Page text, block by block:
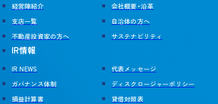
お知らせ
不動産売却の無料査定
相続や不動産に関するご相談
その他お問い合わせ
経営陣紹介
会社概要・沿革
支店一覧
自治体の方へ
不動産投資家の方へ
サステナビリティ
IR情報
IR NEWS
代表メッセージ
ガバナンス体制
ディスクロージャーポリシー
損益計算書
貸借対照表